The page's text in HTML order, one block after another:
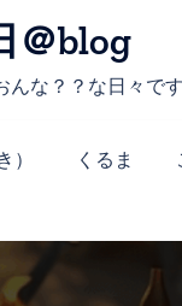
＠blog
な？？な日々です
） くるま